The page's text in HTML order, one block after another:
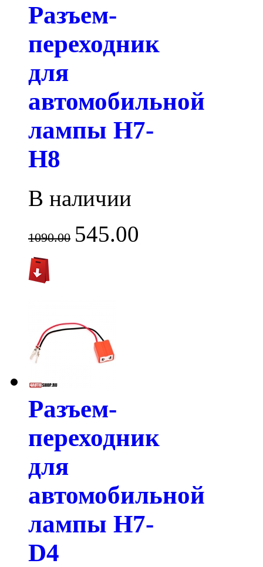
Разъем-
переходник
для
автомобильной
лампы H7-
H8
В наличии
1090.00 545.00
Разъем-
переходник
для
автомобильной
лампы H7-
D4